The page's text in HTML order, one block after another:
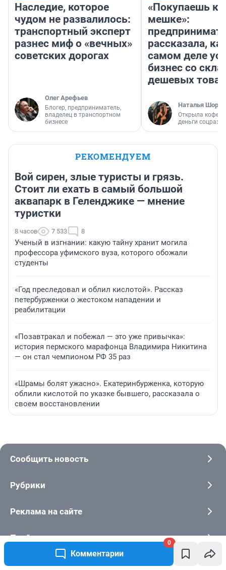
Комментарии
0
Наследие, которое
чудом не развалилось:
транспортный эксперт
разнес миф о «вечных»
советских дорогах
Олег Арефьев
Блогер, предприниматель,
владелец в транспортном
бизнесе
«Покупаешь
мешке»:
рассказала,
самом деле
бизнес со
дешевых
Наталья
Открыла
деньги
РЕКОМЕНДУЕМ
Вой сирен, злые туристы и грязь.
Стоит ли ехать в самый большой
аквапарк в Геленджике — мнение
туристки
8 часов 7 533 8
Ученый в изгнании: какую тайну хранит могила
профессора уфимского вуза, которого обожали
студенты
«Год преследовал и облил кислотой». Рассказ
петербурженки о жестоком нападении и
реабилитации
«Позавтракал и побежал — это уже привычка»:
история пермского марафонца Владимира Никитина
— он стал чемпионом РФ 35 раз
«Шрамы болят ужасно». Екатеринбурженка, которую
облили кислотой по указке бывшего, рассказала о
своем восстановлении
Сообщить новость
Рубрики
Реклама на сайте
Прайс-лист
Техподдержка